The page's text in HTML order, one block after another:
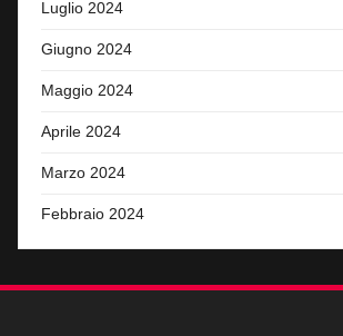
Luglio 2024
Giugno 2024
Maggio 2024
Aprile 2024
Marzo 2024
Febbraio 2024